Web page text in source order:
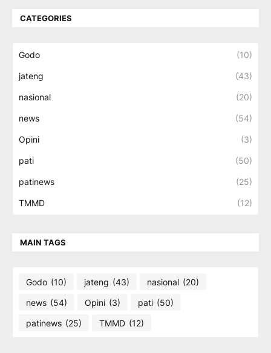
CATEGORIES
Godo (10)
jateng (43)
nasional (20)
news (54)
Opini (3)
pati (50)
patinews (25)
TMMD (12)
MAIN TAGS
Godo (10) jateng (43) nasional (20)
news (54) Opini (3) pati (50)
patinews (25) TMMD (12)